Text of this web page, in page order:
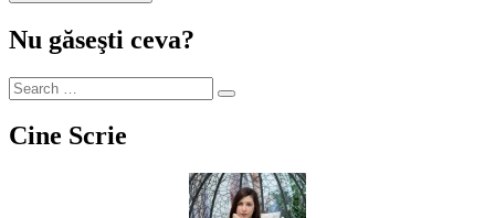
Nu găseşti ceva?
Cine Scrie